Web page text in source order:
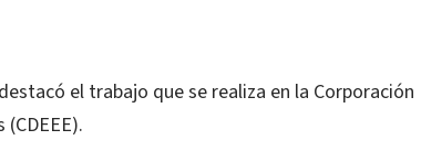
el trabajo que se realiza en la Corporación